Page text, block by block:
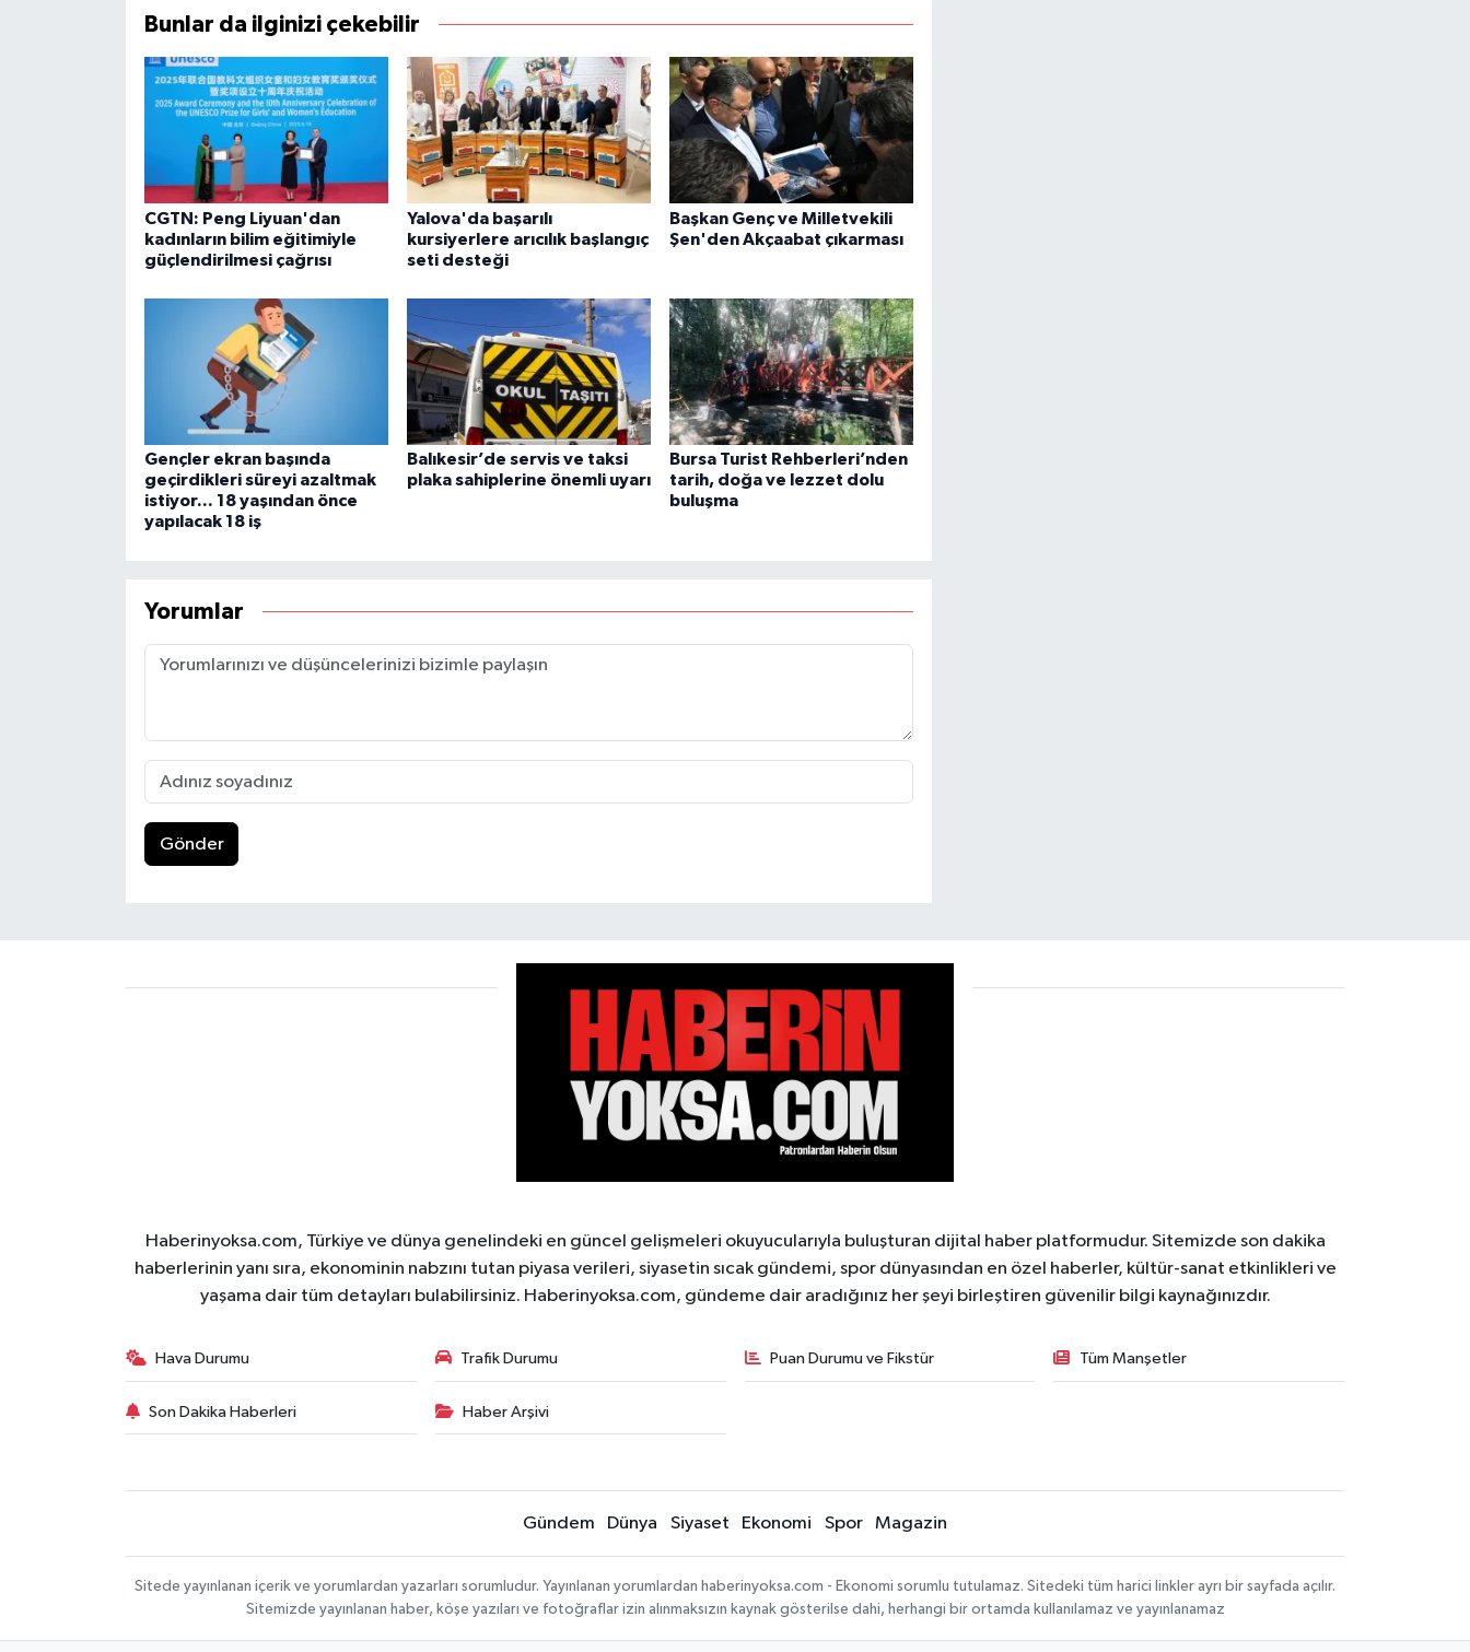
Bunlar da ilginizi çekebilir
CGTN: Peng Liyuan'dan
kadınların bilim eğitimiyle
güçlendirilmesi çağrısı
Yalova'da başarılı
kursiyerlere arıcılık başlangıç
seti desteği
Başkan Genç ve Milletvekili
Şen'den Akçaabat çıkarması
Gençler ekran başında
geçirdikleri süreyi azaltmak
istiyor... 18 yaşından önce
yapılacak 18 iş
Balıkesir’de servis ve taksi
plaka sahiplerine önemli uyarı
Bursa Turist Rehberleri’nden
tarih, doğa ve lezzet dolu
buluşma
Yorumlar
Gönder
Haberinyoksa.com, Türkiye ve dünya genelindeki en güncel gelişmeleri okuyucularıyla buluşturan dijital haber platformudur. Sitemizde son dakika
haberlerinin yanı sıra, ekonominin nabzını tutan piyasa verileri, siyasetin sıcak gündemi, spor dünyasından en özel haberler, kültür-sanat etkinlikleri ve
yaşama dair tüm detayları bulabilirsiniz. Haberinyoksa.com, gündeme dair aradığınız her şeyi birleştiren güvenilir bilgi kaynağınızdır.
Hava Durumu Trafik Durumu Puan Durumu ve Fikstür Tüm Manşetler
Son Dakika Haberleri Haber Arşivi
Gündem Dünya Siyaset Ekonomi Spor Magazin
Sitede yayınlanan içerik ve yorumlardan yazarları sorumludur. Yayınlanan yorumlardan haberinyoksa.com - Ekonomi sorumlu tutulamaz. Sitedeki tüm harici linkler ayrı bir sayfada açılır.
Sitemizde yayınlanan haber, köşe yazıları ve fotoğraflar izin alınmaksızın kaynak gösterilse dahi, herhangi bir ortamda kullanılamaz ve yayınlanamaz